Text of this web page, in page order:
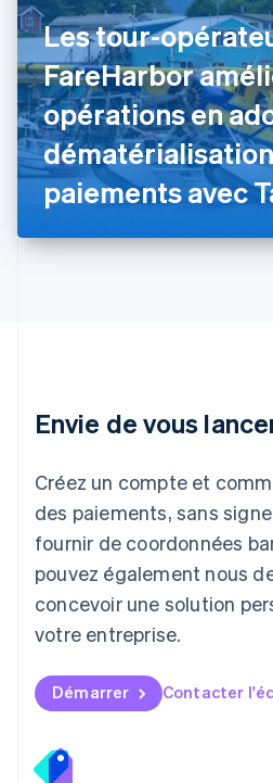
Les tour-
FareHarbor
opérations en
paiements avec
Stripe Terminal
Envie de vous
Créez un compte et
des paiements, sans
fournir de coordonnées
pouvez également nous
concevoir une solution
votre entreprise.
Démarrer Contacter
France
FrançaisEnglish
Gibraltar
English
Grèce
English
Hongrie
English
Inde
English
English
Deutsch English
Luxembourg
FrançaisDeutsch English
Malaisie
English 简体中文
Malte
English
EspañolEnglish
English
Nouvelle-Zélande
Pays-Bas
Nederlands